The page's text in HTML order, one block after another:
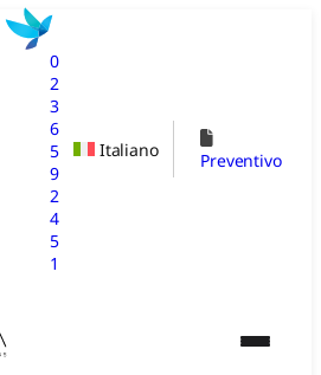
0
2
3
6
5
9
2
4
5
1
Italiano Preventivo